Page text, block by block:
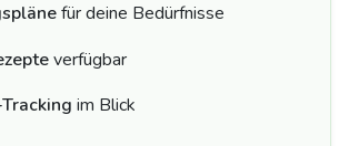
für deine Bedürfnisse
verfügbar
im Blick